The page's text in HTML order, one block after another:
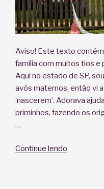
Aviso! Este texto
família com muitos tios e
Aqui no estado de SP,
avós maternos, então vi
‘nascerem’. Adorava
priminhos, fazendo os
…
Continue lendo